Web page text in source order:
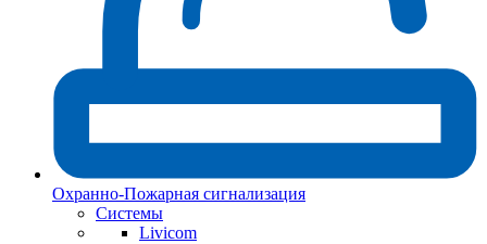
Охранно-Пожарная сигнализация
Системы
Livicom